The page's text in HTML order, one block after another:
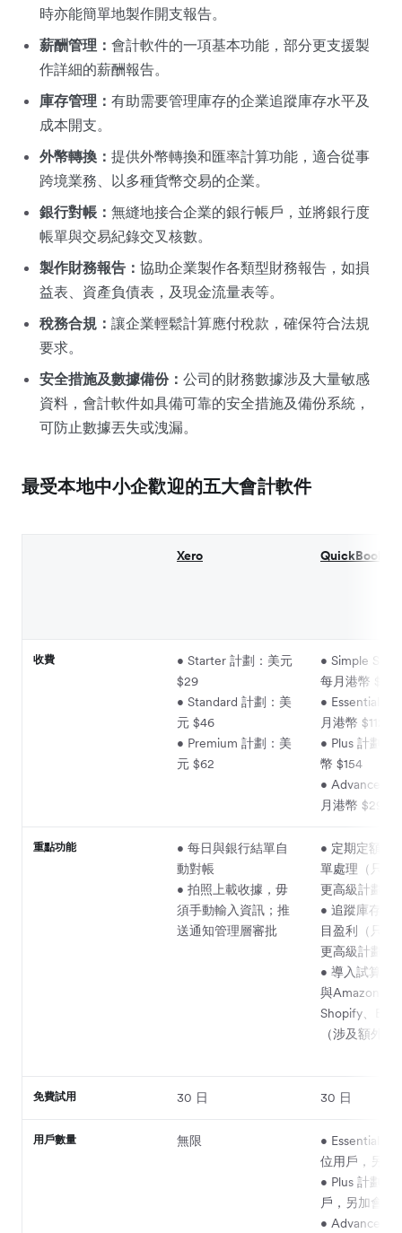
時亦能簡單地製作開支報告。
薪酬管理： 會計軟件的一項基本功能，部分更支援製
作詳細的薪酬報告。
庫存管理： 有助需要管理庫存的企業追蹤庫存水平及
成本開支。
外幣轉換： 提供外幣轉換和匯率計算功能，適合從事
跨境業務、以多種貨幣交易的企業。
銀行對帳： 無縫地接合企業的銀行帳戶，並將銀行度
帳單與交易紀錄交叉核數。
製作財務報告： 協助企業製作各類型財務報告，如損
益表、資產負債表，及現金流量表等。
稅務合規： 讓企業輕鬆計算應付稅款，確保符合法規
要求。
安全措施及數據備份： 公司的財務數據涉及大量敏感
資料，會計軟件如具備可靠的安全措施及備份系統，
可防止數據丟失或洩漏。
最受本地中小企歡迎的五大會計軟件
Xero QuickBooks
收費
• Starter 計劃：美元
$29
• Standard 計劃：美
元 $46
• Premium 計劃：美
元 $62
• Simple
每月港幣 $76
• Essentials
月港幣 $112.5
• Plus 計劃：
幣 $154
• Advanced
月港幣 $295
重點功能
• 每日與銀行結單自
動對帳
• 拍照上載收據，毋
須手動輸入資訊；推
送通知管理層審批
• 定期定額交
單處理（只限
更高級計劃）
• 追蹤庫存及
目盈利（只限
更高級計劃）
• 導入試算表
與Amazon、
Shopify、
（涉及額外收
免費試用 30 日 30 日
用戶數量 無限
• Essentials
位用戶，另加
• Plus 計劃：
戶，另加會計
• Advanced